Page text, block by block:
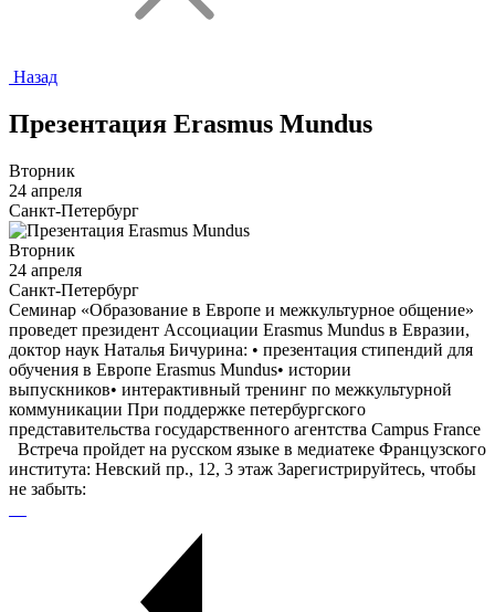
Назад
Презентация Erasmus Mundus
Вторник
24 апреля
Санкт-Петербург
Вторник
24 апреля
Санкт-Петербург
Семинар «Образование в Европе и межкультурное общение»
проведет президент Ассоциации Erasmus Mundus в Евразии,
доктор наук Наталья Бичурина: • презентация стипендий для
обучения в Европе Erasmus Mundus• истории
выпускников• интерактивный тренинг по межкультурной
коммуникации При поддержке петербургского
представительства государственного агентства Campus France
Встреча пройдет на русском языке в медиатеке Французского
института: Невский пр., 12, 3 этаж Зарегистрируйтесь, чтобы
не забыть: